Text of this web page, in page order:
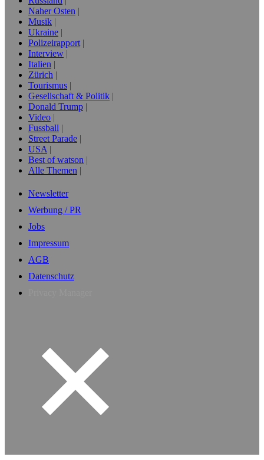
Naher Osten
Musik
Ukraine
Polizeirapport
Interview
Italien
Zürich
Tourismus
Gesellschaft & Politik
Donald Trump
Video
Fussball
Street Parade
USA
Best of watson
Alle Themen
Newsletter
Werbung / PR
Jobs
Impressum
AGB
Datenschutz